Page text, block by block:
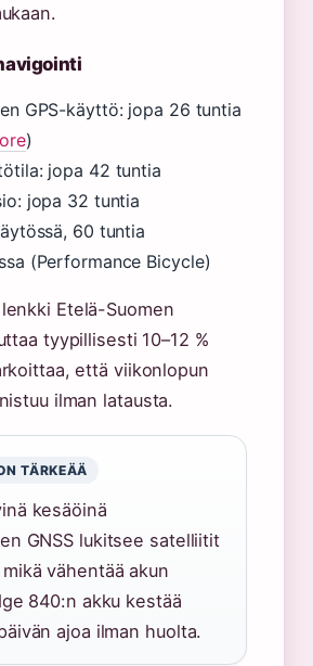
GPS-käyttö: jopa 26 tuntia
)
jopa 42 tuntia
jopa 32 tuntia
60 tuntia
(Performance Bicycle)
Etelä-Suomen
tyypillisesti 10–12 %
että viikonlopun
ilman latausta.
TÄRKEÄÄ
kesäöinä
GNSS lukitsee satelliitit
vähentää akun
840:n akku kestää
ajoa ilman huolta.